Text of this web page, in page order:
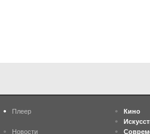
Плеер
Новости
Кино